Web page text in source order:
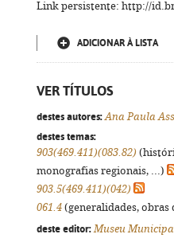
Link persistente: http://
ADICIONAR À LISTA
VER TÍTULOS
destes autores: Ana Paula
destes temas:
903(469.411)(083.82)
monografias regionais, ...)
903.5(469.411)(042)
061.4 (generalidades,
deste editor: Museu